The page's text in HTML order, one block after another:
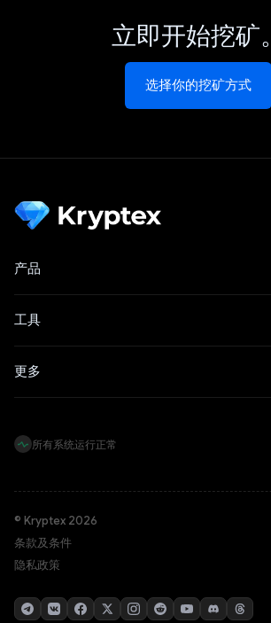
立即开始挖矿。
选择你的挖矿方式
产品
工具
更多
所有系统运行正常
© Kryptex 2026
条款及条件
隐私政策